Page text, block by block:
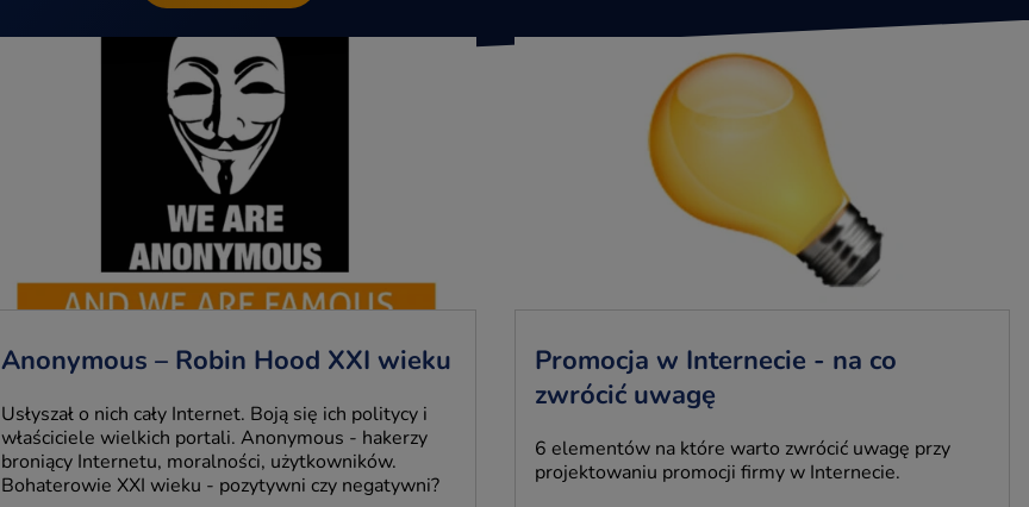
Anonymous – Robin Hood XXI wieku
Usłyszał o nich cały Internet. Boją się ich politycy i
właściciele wielkich portali. Anonymous - hakerzy
broniący Internetu, moralności, użytkowników.
Bohaterowie XXI wieku - pozytywni czy negatywni?
Promocja w Internecie - na co
zwrócić uwagę
6 elementów na które warto zwrócić uwagę przy
projektowaniu promocji firmy w Internecie.